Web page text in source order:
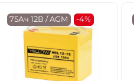
75Ач 12В / AGM -4%